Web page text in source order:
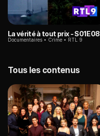
La vérité à tout prix - S01E08
Documentaires Crime RTL 9
Tous les contenus